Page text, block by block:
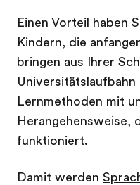
Einen Vorteil haben
Kindern, die
bringen aus Ihrer
Lernmethoden mit
Herangehensweise,
funktioniert.
Damit werden